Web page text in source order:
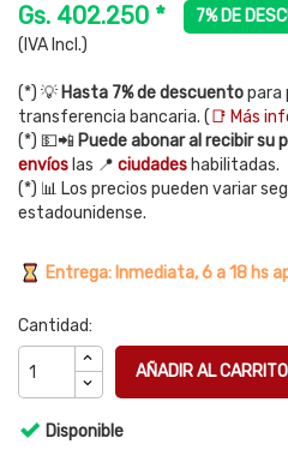
Gs. 402.250 *
7% DE
(IVA Incl.)
(*) 💡 Hasta 7% de descuentopara
transferencia bancaria. (📑 Más
(*) 💵📲 Puede abonar al recibir su
envíos las 📍 ciudades habilitadas.
(*) 📊 Los precios pueden variar
estadounidense.
Entrega: Inmediata, 6 a 18 hs
Cantidad:
AÑADIR AL CARRITO
Disponible